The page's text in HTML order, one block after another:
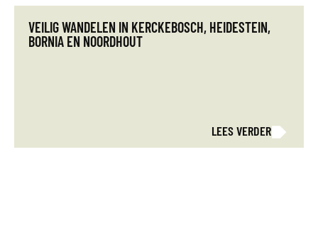
VEILIG WANDELEN IN KERCKEBOSCH, HEIDESTEIN,
BORNIA EN NOORDHOUT
LEES VERDER